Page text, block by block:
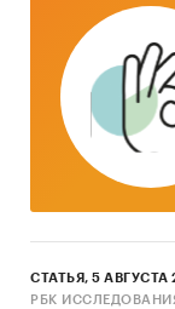
СТАТЬЯ, 5 АВГУСТА
РБК